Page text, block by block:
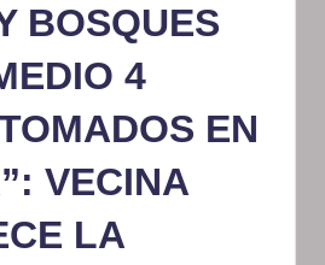
BOSQUES
4
EN
VECINA
LA